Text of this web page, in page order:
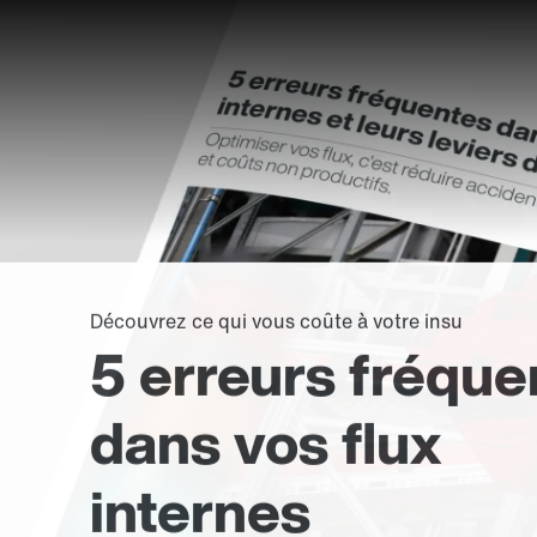
Découvrez ce qui vous coûte à votre insu
5 erreurs
dans vos flux
internes